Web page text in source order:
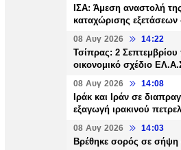
ΙΣΑ: Άμεση αναστολή
καταχώρισης εξετάσεων
08 Αυγ 2026 14:22
Τσίπρας: 2 Σεπτεμβρίου
οικονομικό σχέδιο
08 Αυγ 2026 14:08
Ιράκ και Ιράν σε
εξαγωγή ιρακινού
08 Αυγ 2026 14:03
Βρέθηκε σορός σε σήψη